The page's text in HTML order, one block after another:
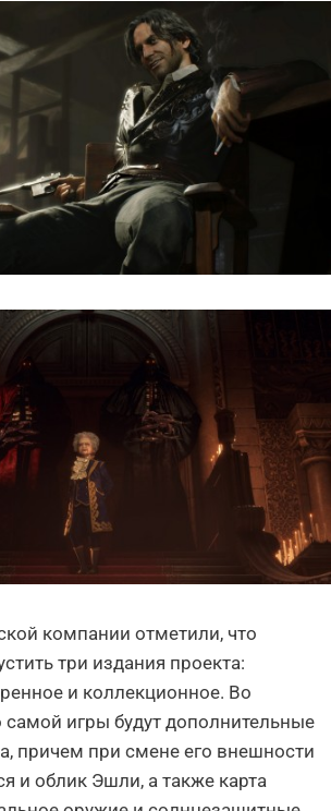
компании отметили, что
три издания проекта:
и коллекционное. Во
игры будут дополнительные
причем при смене его внешности
и облик Эшли, а также карта